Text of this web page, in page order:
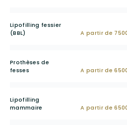
Lipofilling fessier
(BBL)
A partir de
Prothèses de
fesses
A partir de
Lipofilling
mammaire
A partir de